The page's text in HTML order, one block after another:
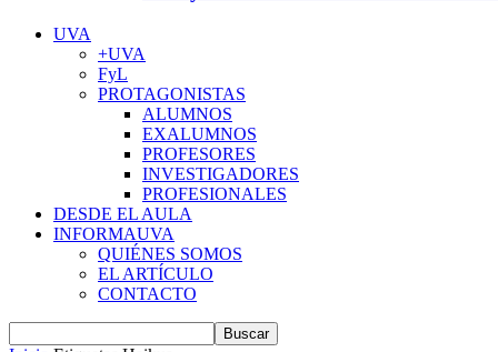
UVA
+UVA
FyL
PROTAGONISTAS
ALUMNOS
EXALUMNOS
PROFESORES
INVESTIGADORES
PROFESIONALES
DESDE EL AULA
INFORMAUVA
QUIÉNES SOMOS
EL ARTÍCULO
CONTACTO